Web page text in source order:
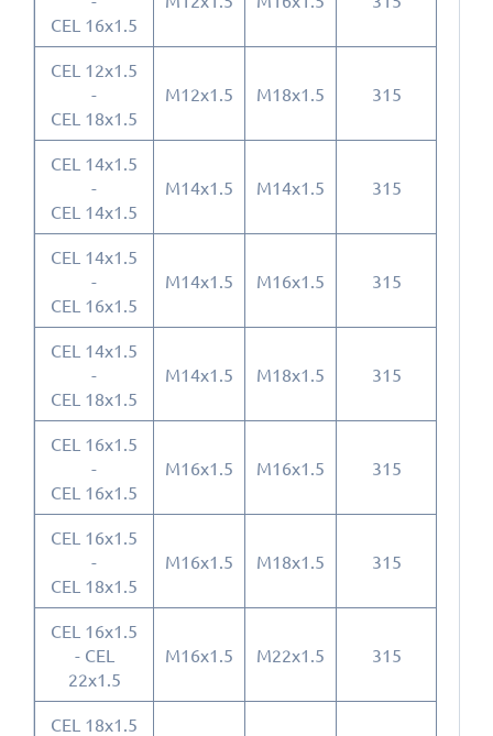
CEL 16x1.5
CEL 12x1.5
-
CEL 18x1.5
M12x1.5 M18x1.5 315
CEL 14x1.5
-
CEL 14x1.5
M14x1.5 M14x1.5 315
CEL 14x1.5
-
CEL 16x1.5
M14x1.5 M16x1.5 315
CEL 14x1.5
-
CEL 18x1.5
M14x1.5 M18x1.5 315
CEL 16x1.5
-
CEL 16x1.5
M16x1.5 M16x1.5 315
CEL 16x1.5
-
CEL 18x1.5
M16x1.5 M18x1.5 315
CEL 16x1.5
- CEL
22x1.5
M16x1.5 M22x1.5 315
CEL 18x1.5